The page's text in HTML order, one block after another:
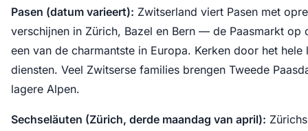
Pasen (datum varieert): Zwitserland viert Pasen met
verschijnen in Zürich, Bazel en Bern — de Paasmarkt op
een van de charmantste in Europa. Kerken door het
diensten. Veel Zwitserse families brengen Tweede
lagere Alpen.
Sechseläuten (Zürich, derde maandag van april):